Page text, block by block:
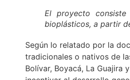
El proyecto
bioplásticos, a partir
Según lo relatado por la
tradicionales o nativos de
Bolívar, Boyacá, La Guajira